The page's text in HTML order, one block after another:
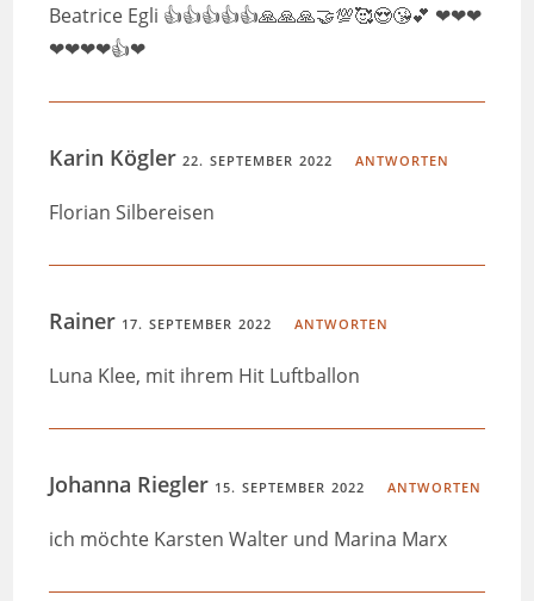
Beatrice Egli 👍👍👍👍👍🙏🙏🙏🤝💯🥰😍😘💕 ❤❤❤
❤❤❤❤👍❤
Karin Kögler22. SEPTEMBER 2022 ANTWORTEN
Florian Silbereisen
Rainer 17. SEPTEMBER 2022 ANTWORTEN
Luna Klee, mit ihrem Hit Luftballon
Johanna Riegler 15. SEPTEMBER 2022 ANTWORTEN
ich möchte Karsten Walter und Marina Marx